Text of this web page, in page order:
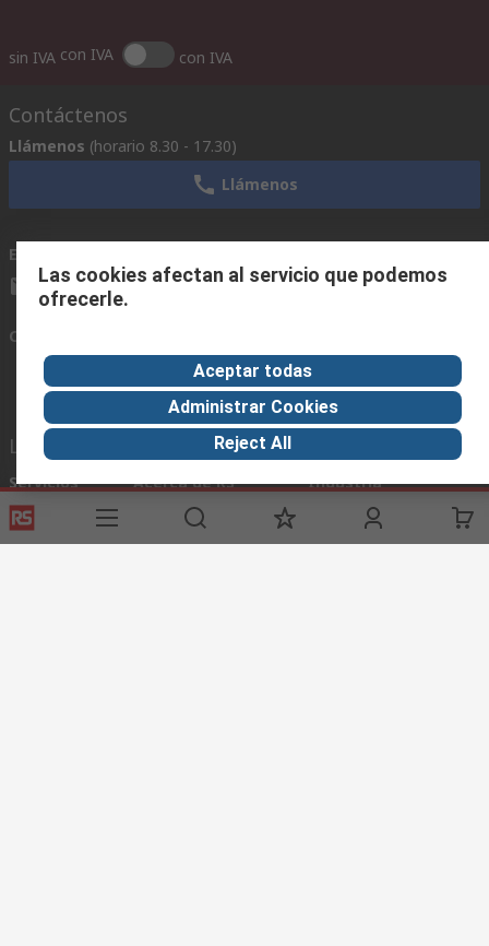
sin IVA con IVA con IVA
Contáctenos
Llámenos (horario 8.30 - 17.30)
Llámenos
Envíenos un email
ventas@rschile.cl
Conectar con nosotros
Links de ayuda
Servicios
Registrarse
Entrega
Acerca de RS
Acerca de RS
En el mundo
Industria
Zona Industria
Fabricación
Las cookies afectan al servicio que podemos
ofrecerle.
Aceptar todas
Administrar Cookies
Reject All